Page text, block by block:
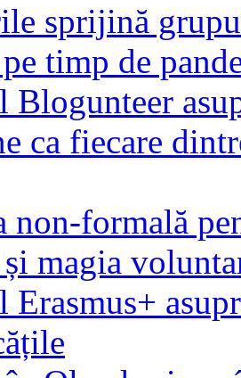
sprijină
timp de
Blogunteer
ca fiecare
non-formală
magia
Erasmus+